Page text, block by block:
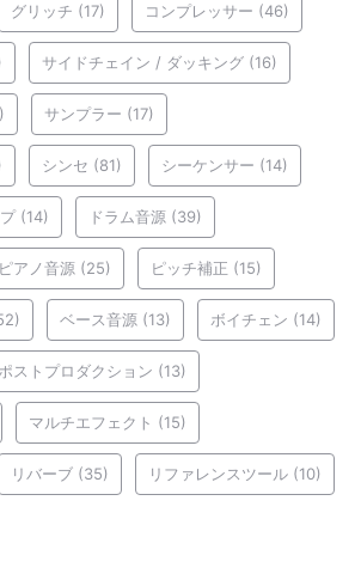
グリッチ (17) コンプレッサー (46)
サイドチェイン / ダッキング (16)
サンプラー (17)
シンセ (81) シーケンサー (14)
(14) ドラム音源 (39)
ピアノ音源 (25) ピッチ補正 (15)
ベース音源 (13) ボイチェン (14)
ストプロダクション (13)
マルチエフェクト (15)
リバーブ (35) リファレンスツール (10)